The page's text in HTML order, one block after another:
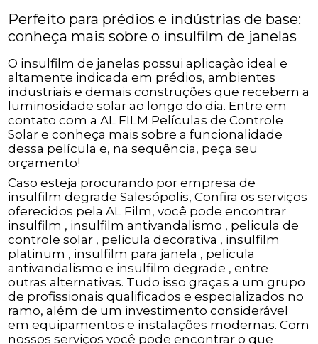
Perfeito para prédios e indústrias de base:
conheça mais sobre o insulfilm de janelas
O insulfilm de janelas possui aplicação ideal e
altamente indicada em prédios, ambientes
industriais e demais construções que recebem a
luminosidade solar ao longo do dia. Entre em
contato com a AL FILM Películas de Controle
Solar e conheça mais sobre a funcionalidade
dessa película e, na sequência, peça seu
orçamento!
Caso esteja procurando por empresa de
insulfilm degrade Salesópolis, Confira os serviços
oferecidos pela AL Film, você pode encontrar
insulfilm , insulfilm antivandalismo , pelicula de
controle solar , pelicula decorativa , insulfilm
platinum , insulfilm para janela , pelicula
antivandalismo e insulfilm degrade , entre
outras alternativas. Tudo isso graças a um grupo
de profissionais qualificados e especializados no
ramo, além de um investimento considerável
em equipamentos e instalações modernas. Com
nossos serviços você pode encontrar o que